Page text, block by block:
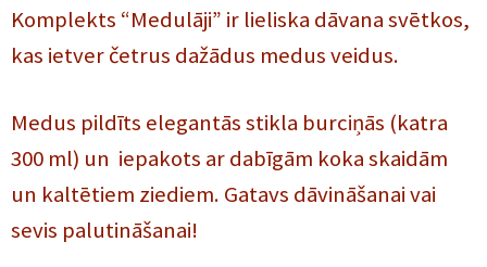
Komplekts “Medulāji” ir lieliska dāvana svētkos,
kas ietver četrus dažādus medus veidus.
Medus pildīts elegantās stikla burciņās (katra
300 ml) un iepakots ar dabīgām koka skaidām
un kaltētiem ziediem. Gatavs dāvināšanai vai
sevis palutināšanai!